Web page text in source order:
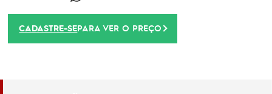
CADASTRE-SEPARA VER O PREÇO